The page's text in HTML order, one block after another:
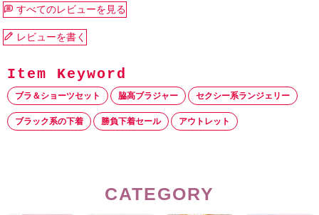
すべてのレビューを見る
レビューを書く
ブラ＆ショーツセット 脇高ブラジャー セクシー系ランジェリー
ブラック系の下着 勝負下着セール アウトレット
CATEGORY